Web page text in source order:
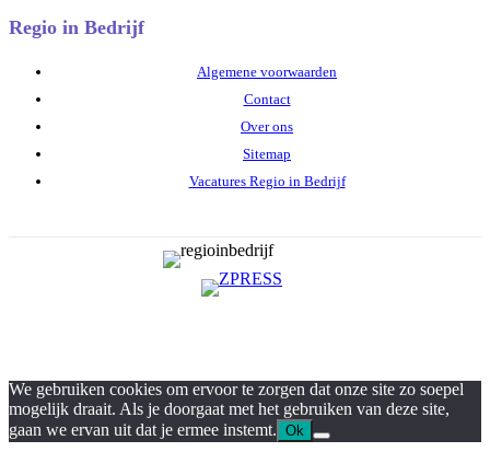
Regio in Bedrijf
Algemene voorwaarden
Contact
Over ons
Sitemap
Vacatures Regio in Bedrijf
We gebruiken cookies om ervoor te zorgen dat onze site zo soepel
mogelijk draait. Als je doorgaat met het gebruiken van deze site,
gaan we ervan uit dat je ermee instemt. Ok